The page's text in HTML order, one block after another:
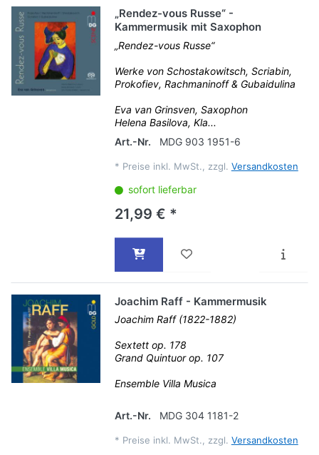
„Rendez-vous Russe“ -
Kammermusik mit Saxophon
„Rendez-vous Russe“
Werke von Schostakowitsch, Scriabin,
Prokofiev, Rachmaninoff & Gubaidulina
Eva van Grinsven, Saxophon
Helena Basilova, Kla...
Art.-Nr.
MDG 903 1951-6
* Preise inkl. MwSt., zzgl. Versandkosten
sofort lieferbar
21,99 € *
Joachim Raff - Kammermusik
Joachim Raff (1822-1882)
Sextett op. 178
Grand Quintuor op. 107
Ensemble Villa Musica
Art.-Nr. MDG 304 1181-2
* Preise inkl. MwSt., zzgl. Versandkosten